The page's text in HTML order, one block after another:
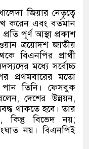
জিয়ার নেতৃত্বে
করেন এবং বর্তমান
পূর্ণ আস্থা প্রকাশ
ত্রয়োদশ জাতীয়
বিএনপির প্রার্থী
মধ্যে সর্বোচ্চ
প্রথমবারের মতো
পান তিনি। ফেসবুক
,দেশের উন্নয়ন,
থাকতে হবে। তার
,কিন্তু বিভেদ নয়;
নয়। বিএনপিই